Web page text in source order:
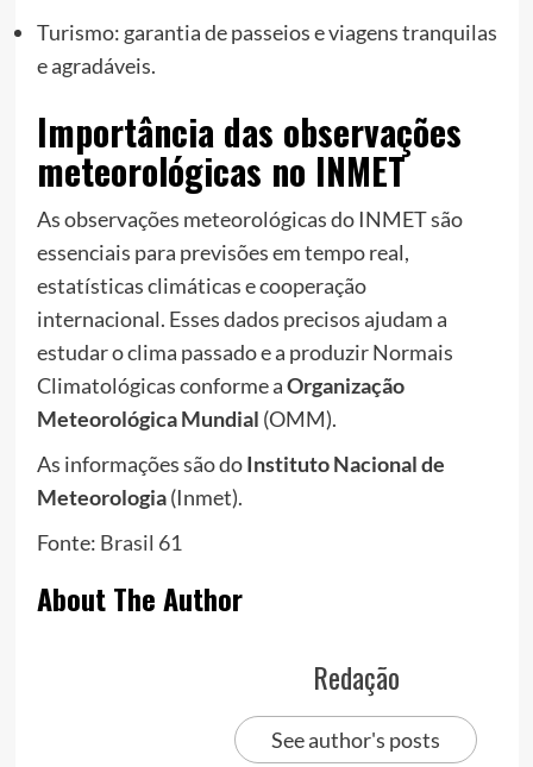
Turismo: garantia de passeios e viagens tranquilas
e agradáveis.
Importância das observações
meteorológicas no INMET
As observações meteorológicas do INMET são
essenciais para previsões em tempo real,
estatísticas climáticas e cooperação
internacional. Esses dados precisos ajudam a
estudar o clima passado e a produzir Normais
Climatológicas conforme aOrganização
Meteorológica Mundial (OMM).
As informações são doInstituto Nacional de
Meteorologia(Inmet).
Fonte: Brasil 61
About The Author
Redação
See author's posts